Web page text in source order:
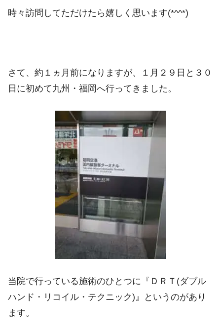
時々訪問してただけたら嬉しく思います(*^^*)
さて、約１ヵ月前になりますが、１月２９日と３０
日に初めて九州・福岡へ行ってきました。
当院で行っている施術のひとつに『ＤＲＴ(ダブル
ハンド・リコイル・テクニック)』というのがあり
ます。